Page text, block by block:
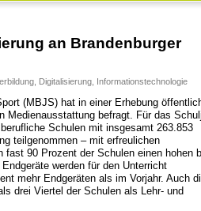
an Brandenburger
, Digitalisierung, Informationstechnologie
(MBJS) hat in einer Erhebung
Medienausstattung befragt. Für das
Schulen mit insgesamt 263.853
teilgenommen – mit erfreulichen
fast 90 Prozent der Schulen einen hohen
werden für den Unterricht
mehr Endgeräten als im Vorjahr. Auch
drei Viertel der Schulen als Lehr- und